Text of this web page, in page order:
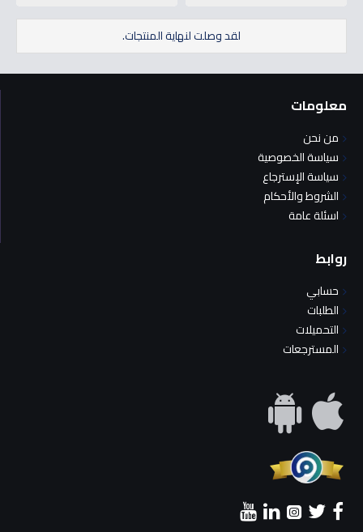
لقد وصلت لنهاية المنتجات.
معلومات
من نحن
سياسة الخصوصية
سياسة الإسترجاع
الشروط والأحكام
اسئلة عامة
روابط
حسابي
الطلبات
التحميلات
المسترجعات